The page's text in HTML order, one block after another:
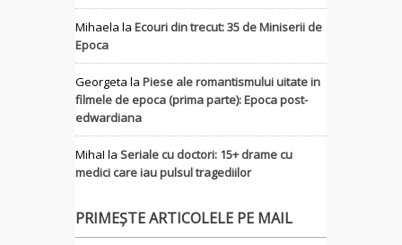
Mihaela la Ecouri din trecut: 35 de Miniserii de
Epoca
Georgeta la Piese ale romantismului uitate in
filmele de epoca (prima parte): Epoca post-
edwardiana
MihaI la Seriale cu doctori: 15+ drame cu
medici care iau pulsul tragediilor
PRIMEȘTE ARTICOLELE PE MAIL